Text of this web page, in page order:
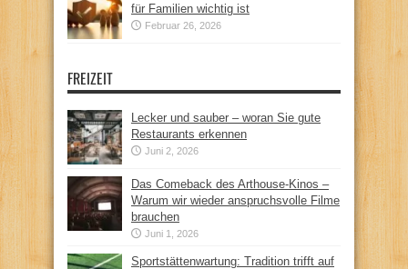
für Familien wichtig ist
Februar 26, 2026
FREIZEIT
Lecker und sauber – woran Sie gute
Restaurants erkennen
Juni 2, 2026
Das Comeback des Arthouse-Kinos –
Warum wir wieder anspruchsvolle Filme
brauchen
Juni 1, 2026
Sportstättenwartung: Tradition trifft auf